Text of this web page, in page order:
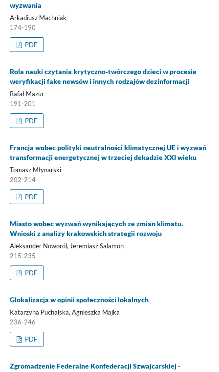
wyzwania
Arkadiusz Machniak
174-190
PDF
Rola nauki czytania krytyczno-twórczego dzieci w procesie
weryfikacji fake newsów i innych rodzajów dezinformacji
Rafał Mazur
191-201
PDF
Francja wobec polityki neutralności klimatycznej UE i wyzwań
transformacji energetycznej w trzeciej dekadzie XXI wieku
Tomasz Młynarski
202-214
PDF
Miasto wobec wyzwań wynikających ze zmian klimatu.
Wnioski z analizy krakowskich strategii rozwoju
Aleksander Noworól, Jeremiasz Salamon
215-235
PDF
Glokalizacja w opinii społeczności lokalnych
Katarzyna Puchalska, Agnieszka Majka
236-246
PDF
Zgromadzenie Federalne Konfederacji Szwajcarskiej -